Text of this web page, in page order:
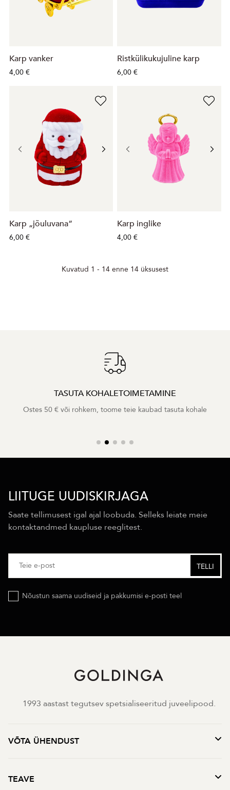
Karp vanker
4,00 €
Ristkülikukujuline karp
6,00 €
Karp „jõuluvana“
6,00 €
Karp inglike
4,00 €
Kuvatud 1 - 14 enne 14 üksusest
TASUTA KOHALETOIMETAMINE
Ostes 50 € või rohkem, toome teie kaubad tasuta kohale
LIITUGE UUDISKIRJAGA
Saate tellimusest igal ajal loobuda. Selleks leiate meie
kontaktandmed kaupluse reeglitest.
Nõustun saama uudiseid ja pakkumisi e-posti teel
1993 aastast tegutsev spetsialiseeritud juveelipood.
VÕTA ÜHENDUST
TEAVE